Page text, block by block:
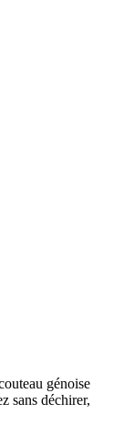
génoise
sans déchirer,